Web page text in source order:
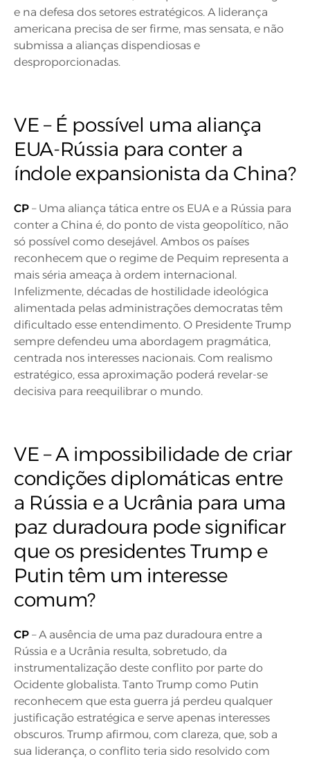
e na defesa dos setores estratégicos. A liderança
americana precisa de ser firme, mas sensata, e não
submissa a alianças dispendiosas e
desproporcionadas.
VE – É possível uma aliança
EUA-Rússia para conter a
índole expansionista da China?
CP – Uma aliança tática entre os EUA e a Rússia para
conter a China é, do ponto de vista geopolítico, não
só possível como desejável. Ambos os países
reconhecem que o regime de Pequim representa a
mais séria ameaça à ordem internacional.
Infelizmente, décadas de hostilidade ideológica
alimentada pelas administrações democratas têm
dificultado esse entendimento. O Presidente Trump
sempre defendeu uma abordagem pragmática,
centrada nos interesses nacionais. Com realismo
estratégico, essa aproximação poderá revelar-se
decisiva para reequilibrar o mundo.
VE – A impossibilidade de criar
condições diplomáticas entre
a Rússia e a Ucrânia para uma
paz duradoura pode significar
que os presidentes Trump e
Putin têm um interesse
comum?
CP – A ausência de uma paz duradoura entre a
Rússia e a Ucrânia resulta, sobretudo, da
instrumentalização deste conflito por parte do
Ocidente globalista. Tanto Trump como Putin
reconhecem que esta guerra já perdeu qualquer
justificação estratégica e serve apenas interesses
obscuros. Trump afirmou, com clareza, que, sob a
sua liderança, o conflito teria sido resolvido com